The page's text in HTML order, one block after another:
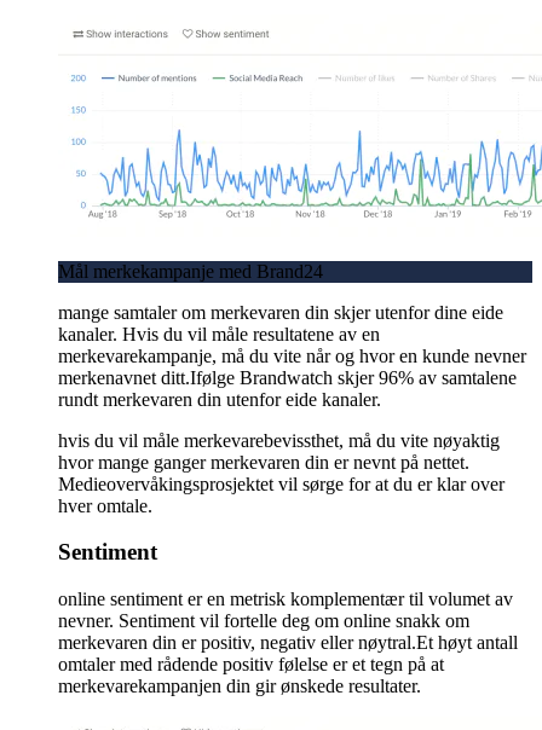
Mål merkekampanje med Brand24
mange samtaler om merkevaren din skjer utenfor dine eide
kanaler. Hvis du vil måle resultatene av en
merkevarekampanje, må du vite når og hvor en kunde nevner
merkenavnet ditt.Ifølge Brandwatch skjer 96% av samtalene
rundt merkevaren din utenfor eide kanaler.
hvis du vil måle merkevarebevissthet, må du vite nøyaktig
hvor mange ganger merkevaren din er nevnt på nettet.
Medieovervåkingsprosjektet vil sørge for at du er klar over
hver omtale.
Sentiment
online sentiment er en metrisk komplementær til volumet av
nevner. Sentiment vil fortelle deg om online snakk om
merkevaren din er positiv, negativ eller nøytral.Et høyt antall
omtaler med rådende positiv følelse er et tegn på at
merkevarekampanjen din gir ønskede resultater.